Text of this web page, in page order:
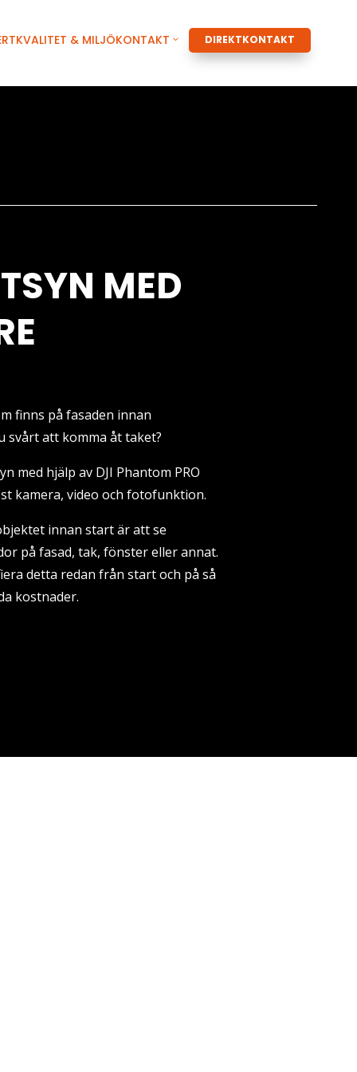
KVALITET & MILJÖKONTAKT DIREKTKONTAKT
MED
finns på fasaden innan
att komma åt taket?
med hjälp av DJI Phantom PRO
kamera, video och fotofunktion.
innan start är att se
på fasad, tak, fönster eller annat.
detta redan från start och på så
kostnader.